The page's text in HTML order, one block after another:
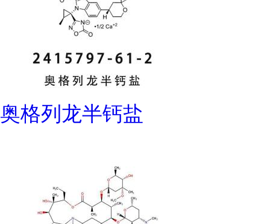
奥格列龙半钙盐